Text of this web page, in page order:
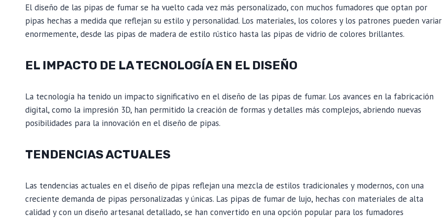
El diseño de las pipas de fumar se ha vuelto cada vez más personalizado, con muchos fumadores que optan por
pipas hechas a medida que reflejan su estilo y personalidad. Los materiales, los colores y los patrones pueden variar
enormemente, desde las pipas de madera de estilo rústico hasta las pipas de vidrio de colores brillantes.
EL IMPACTO DE LA TECNOLOGÍA EN EL DISEÑO
La tecnología ha tenido un impacto significativo en el diseño de las pipas de fumar. Los avances en la fabricación
digital, como la impresión 3D, han permitido la creación de formas y detalles más complejos, abriendo nuevas
posibilidades para la innovación en el diseño de pipas.
TENDENCIAS ACTUALES
Las tendencias actuales en el diseño de pipas reflejan una mezcla de estilos tradicionales y modernos, con una
creciente demanda de pipas personalizadas y únicas. Las pipas de fumar de lujo, hechas con materiales de alta
calidad y con un diseño artesanal detallado, se han convertido en una opción popular para los fumadores